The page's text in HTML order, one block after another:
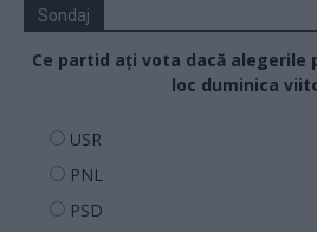
Sondaj
Ce partid ați vota dacă alegerile
loc duminica
USR
PNL
PSD